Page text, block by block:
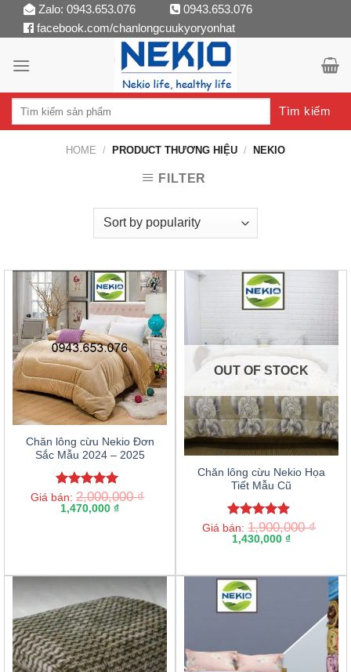
Skip
Zalo: 0943.653.076
0943.653.076
facebook.com/chanlongcuukyoryonhat
Tìm kiếm
HOME / PRODUCT THƯƠNG HIỆU / NEKIO
FILTER
Chăn lông cừu Nekio Đơn
Sắc Mẫu 2024 – 2025
Rated5.00
out of 5
Giá bán:2,000,000₫
1,470,000 ₫
OUT OF STOCK
Chăn lông cừu Nekio Họa
Tiết Mẫu Cũ
Rated5.00
out of 5
Giá bán:1,900,000₫
1,430,000 ₫